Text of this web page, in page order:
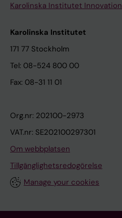
Karolinska Institutet Innovation
Karolinska Institutet
171 77 Stockholm
Tel: 08-524 800 00
Fax: 08-31 11 01
Org.nr: 202100-2973
VAT.nr: SE202100297301
Om webbplatsen
Tillgänglighetsredogörelse
Manage your cookies